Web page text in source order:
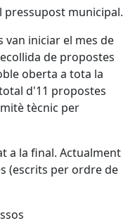
pressupost municipal.
van iniciar el mes de
de propostes
oberta a tota la
d'11 propostes
tècnic per
a la final. Actualment
(escrits per ordre de